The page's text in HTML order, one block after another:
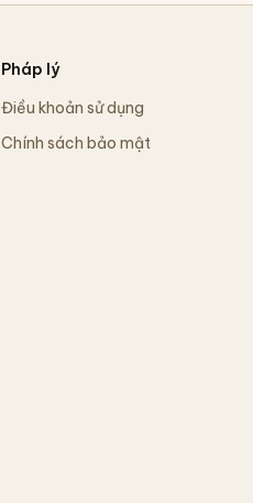
Pháp lý
Điều khoản sử dụng
Chính sách bảo mật